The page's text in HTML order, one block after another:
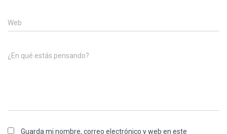
Web
¿En qué estás pensando?
Guarda mi nombre, correo electrónico y web en este